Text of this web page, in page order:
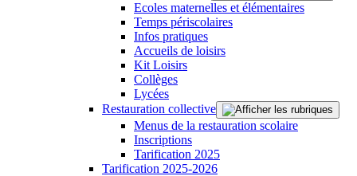
Ecoles maternelles et élémentaires
Temps périscolaires
Infos pratiques
Accueils de loisirs
Kit Loisirs
Collèges
Lycées
Restauration collective
Menus de la restauration scolaire
Inscriptions
Tarification 2025
Tarification 2025-2026